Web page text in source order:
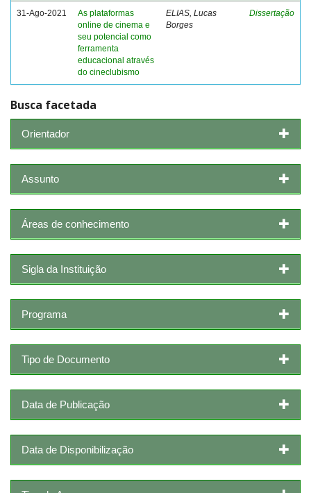
31-Ago-2021
As plataformas
online de cinema e
seu potencial como
ferramenta
educacional através
do cineclubismo
ELIAS, Lucas
Borges
Dissertação
Busca facetada
Orientador
Assunto
Áreas de conhecimento
Sigla da Instituição
Programa
Tipo de Documento
Data de Publicação
Data de Disponibilização